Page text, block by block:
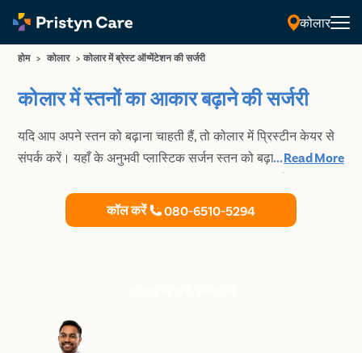
कोलार
होम > कोलार > कोलार में ब्रेस्ट ऑग्मेंटेशन की सर्जरी
कोलार में स्तनों का आकार बढ़ाने की सर्जरी
यदि आप अपने स्तन को बढ़ाना चाहती हैं, तो कोलार में प्रिस्टीन केयर से
संपर्क करें। यहाँ के अनुभवी प्लास्टिक सर्जन स्तन को बढ़ाने और स्तन का
प्रमाणित प्लास्टिक सर्जन के साथ आज ही अपनी फ्री अपॉइंटमेंट बुक करें
और अपने स्तनों को एक नया आकर्षित रूप दें।
...Read More
कॉल करें 080-6510-5294